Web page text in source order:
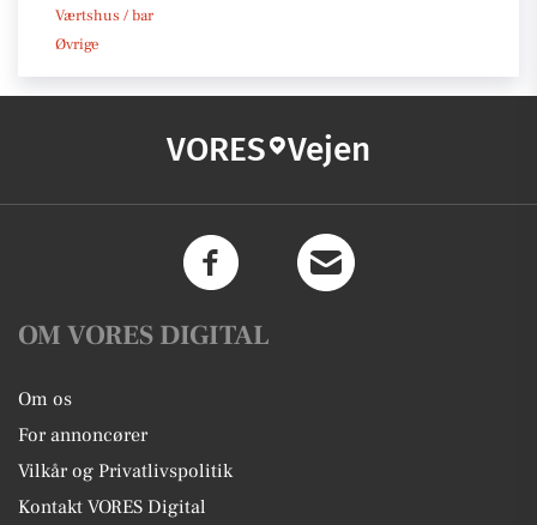
Værtshus / bar
Øvrige
VORES Vejen
OM VORES DIGITAL
Om os
For annoncører
Vilkår og Privatlivspolitik
Kontakt VORES Digital